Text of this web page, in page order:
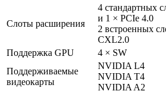
Слоты расширения
4 стандартных
и 1 × PCIe 4.0
2 встроенных
CXL2.0
Поддержка GPU
4 × SW
Поддерживаемые
видеокарты
NVIDIA L4
NVIDIA T4
NVIDIA A2